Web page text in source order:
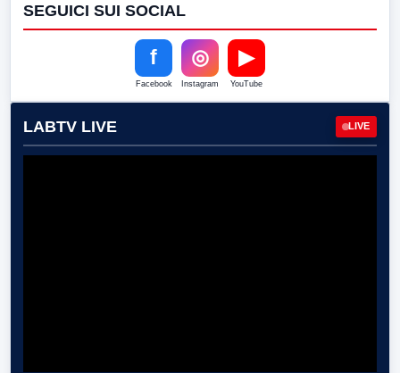
SEGUICI SUI SOCIAL
f
Facebook
◎
Instagram
▶
YouTube
LABTV LIVE LIVE